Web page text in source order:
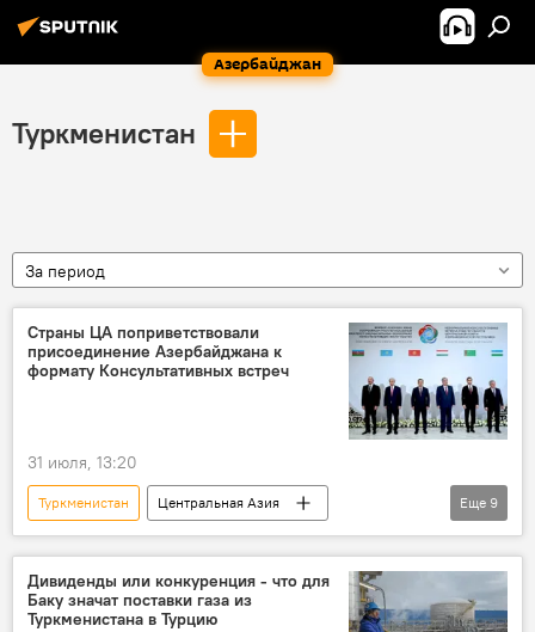
Азербайджан
Туркменистан
За период
Страны ЦА поприветствовали
присоединение Азербайджана к
формату Консультативных встреч
31 июля, 13:20
Туркменистан
Центральная Азия
Казахстан
Кыргызстан
Туркменистан
Узбекистан
Сотрудничество
Касым-Жомарт Токаев
Еще 9
Дивиденды или конкуренция - что для
Баку значат поставки газа из
Туркменистана в Турцию